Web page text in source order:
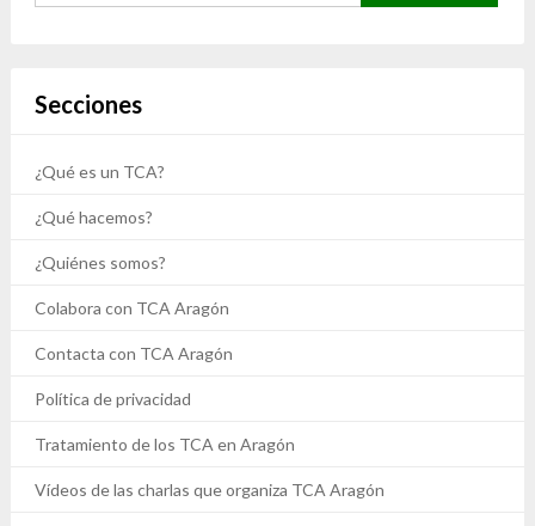
Secciones
¿Qué es un TCA?
¿Qué hacemos?
¿Quiénes somos?
Colabora con TCA Aragón
Contacta con TCA Aragón
Política de privacidad
Tratamiento de los TCA en Aragón
Vídeos de las charlas que organiza TCA Aragón